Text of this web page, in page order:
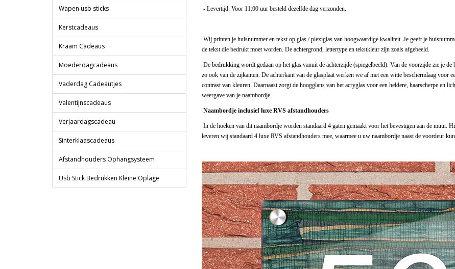
Wapen usb sticks
Kerstcadeaus
Kraam Cadeaus
Moederdagcadeaus
Vaderdag Cadeautjes
Valentijnscadeaus
Verjaardagscadeau
Sinterklaascadeaus
Afstandhouders Ophangsysteem
Usb Stick Bedrukken Kleine Oplage
- Levertijd: Voor 11:00 uur besteld dezelfde dag verzonden.
Wij printen je huisnummer en tekst op glas / plexiglas van hoogwaardige kwaliteit. Je geeft je
de tekst die bedrukt moet worden. De achtergrond, lettertype en tekstkleur zijn zoals afgebeeld.
De bedrukking wordt gedaan op het glas vanuit de achterzijde (spiegelbeeld). Van de voorzijde zie je de
zo ook van de zijkanten. De achterkant van de glasplaat werken we af met een witte beschermlaag voor
contrast van kleuren. Daarnaast zorgt de hoogglans van het acryglas voor een heldere, haarscherpe en
weergave van je naambordje.
Naambordje inclusief luxe RVS afstandhouders
In de hoeken van dit naambordje worden standaard 4 gaten gemaakt voor het bevestigen aan de muur.
leveren wij standaard 4 luxe RVS afstandhouders mee, waarmee u uw naambordje naast de voordeur